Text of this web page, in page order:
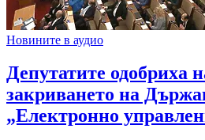
Новините в аудио
Депутатите одобриха
закриването на
„Електронно